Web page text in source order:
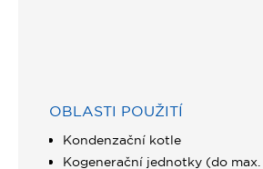
OBLASTI POUŽITÍ
Kondenzační kotle
Kogenerační jednotky (do max.